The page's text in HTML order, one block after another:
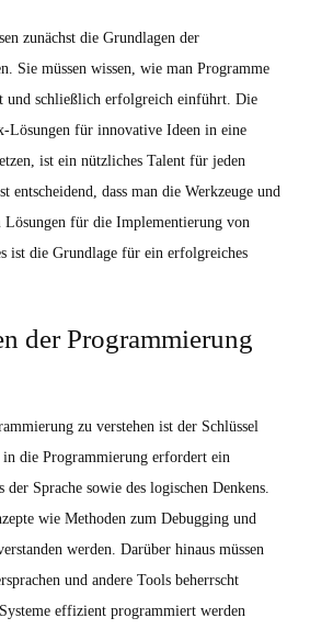
zunächst die Grundlagen der
Sie müssen wissen, wie man Programme
und schließlich erfolgreich einführt. Die
Lösungen für innovative Ideen in eine
ist ein nützliches Talent für jeden
entscheidend, dass man die Werkzeuge und
Lösungen für die Implementierung von
ist die Grundlage für ein erfolgreiches
der Programmierung
zu verstehen ist der Schlüssel
die Programmierung erfordert ein
der Sprache sowie des logischen Denkens.
wie Methoden zum Debugging und
werden. Darüber hinaus müssen
und andere Tools beherrscht
effizient programmiert werden